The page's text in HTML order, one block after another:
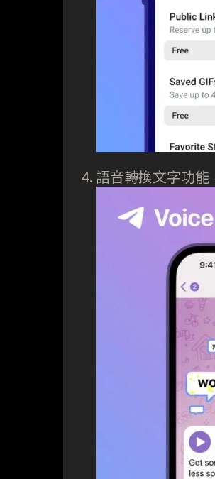
語音轉換文字功